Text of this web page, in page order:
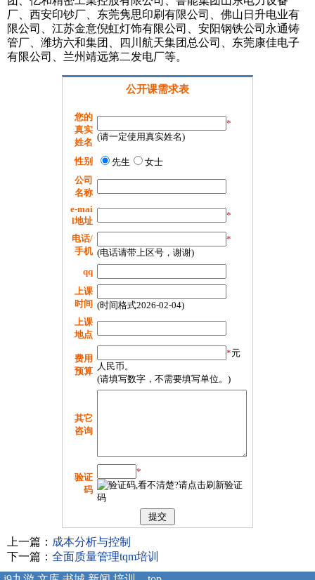
厂、西安印钞厂、东莞隽思印刷有限公司、佛山日升电业有
限公司、江苏金意倪虹灯饰有限公司、安阳钢铁公司永通铸
管厂、潍坊六和集团、四川航天集团总公司、东莞康佳电子
有限公司、兰州靖远第二发电厂等。
公开课需求表
您的
真实
姓名
*
(请一定使用真实姓名)
性别 先生
女士
公司
名称
e-mai
l地址
*
电话/
手机
*
(电话请带上区号，谢谢)
qq
上课
时间 (时间格式2026-02-04)
上课
地点
费用
预算
*元
人民币。
(请填写数字，不需要填写单位。)
其它
咨询
验证
码
*
上一篇： 成本分析与控制
下一篇： 全面质量管理tqm培训